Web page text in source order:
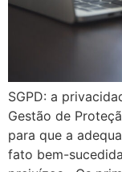
SGPD: a
Gestão de
para que a
fato bem-